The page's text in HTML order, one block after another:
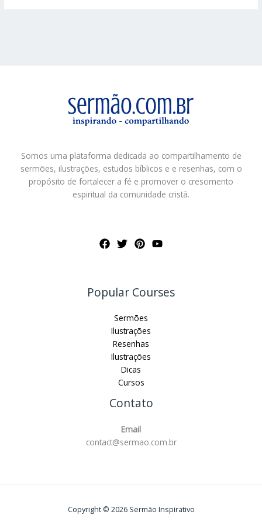
Somos uma plataforma dedicada ao compartilhamento de
sermões, ilustrações, estudos bíblicos e e resenhas, com o
propósito de fortalecer a fé e promover o crescimento
espiritual da comunidade cristã.
Popular Courses
Sermões
Ilustrações
Resenhas
Ilustrações
Dicas
Cursos
Contato
Email
contact@sermao.com.br
Copyright © 2026 Sermão Inspirativo